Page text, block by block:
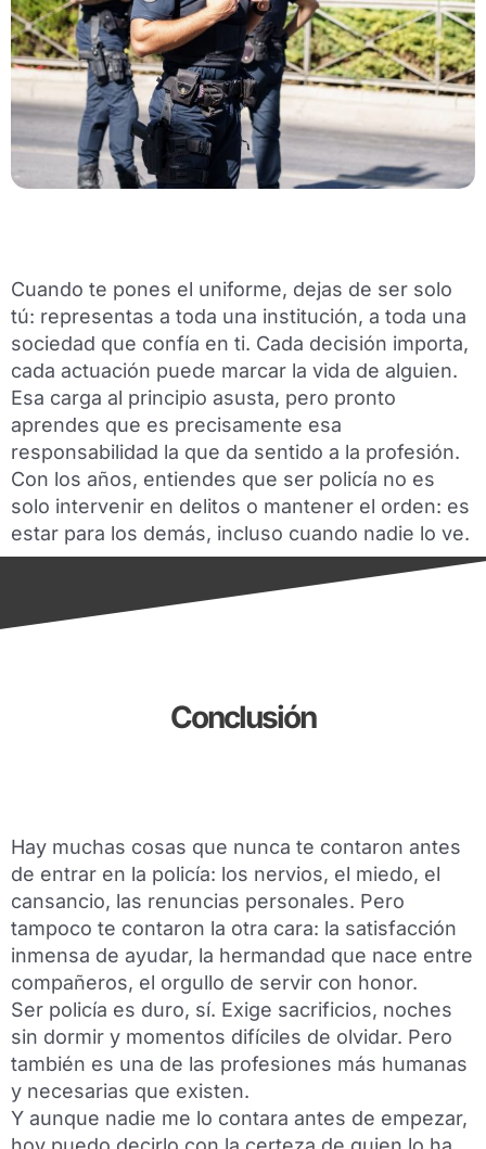
Cuando te pones el uniforme, dejas de ser solo
tú: representas a toda una institución, a toda una
sociedad que confía en ti. Cada decisión importa,
cada actuación puede marcar la vida de alguien.
Esa carga al principio asusta, pero pronto
aprendes que es precisamente esa
responsabilidad la que da sentido a la profesión.
Con los años, entiendes que ser policía no es
solo intervenir en delitos o mantener el orden: es
estar para los demás, incluso cuando nadie lo ve.
Conclusión
Hay muchas cosas que nunca te contaron antes
de entrar en la policía: los nervios, el miedo, el
cansancio, las renuncias personales. Pero
tampoco te contaron la otra cara: la satisfacción
inmensa de ayudar, la hermandad que nace entre
compañeros, el orgullo de servir con honor.
Ser policía es duro, sí. Exige sacrificios, noches
sin dormir y momentos difíciles de olvidar. Pero
también es una de las profesiones más humanas
y necesarias que existen.
Y aunque nadie me lo contara antes de empezar,